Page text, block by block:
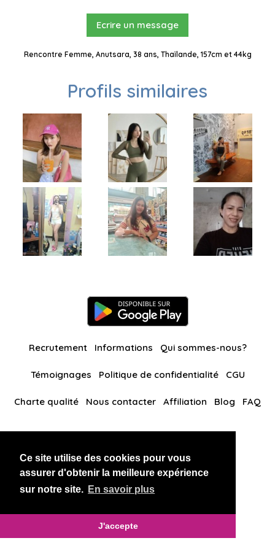
Ce site utilise des cookies pour vous
assurer d'obtenir la meilleure expérience
sur notre site. En savoir plus
J'accepte
Ecrire un message
Rencontre Femme, Anutsara, 38 ans, Thaïlande, 157cm et 44kg
Profils similaires
Recrutement Informations Qui sommes-nous?
Témoignages Politique de confidentialité CGU
Charte qualité Nous contacter Affiliation Blog FAQ
BlackAndBeauties RussianKisses